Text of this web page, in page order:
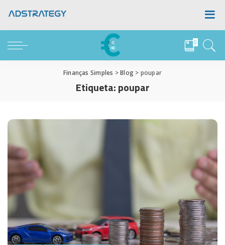
0
Finanças Simples >Blog > poupar
Etiqueta:poupar